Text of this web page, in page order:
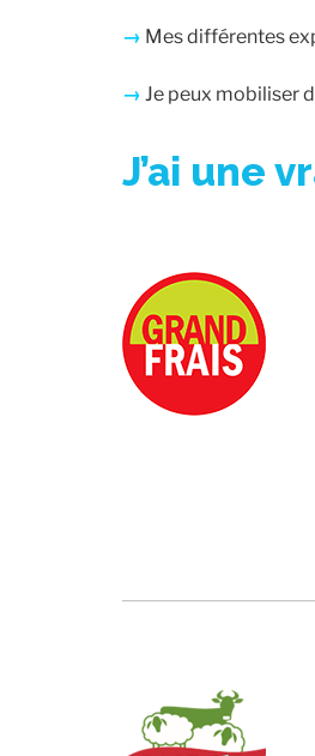
→ Mes différentes
→ Je peux mobiliser
J’ai une